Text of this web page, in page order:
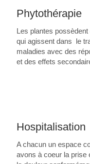
Phytothérapie
Les plantes
qui agissent dans le
maladies avec des
et des effets
Hospitalisation
A chacun un espace
avons à coeur la prise